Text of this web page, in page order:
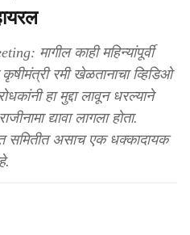
मागील काही महिन्यांपूर्वी
रमी खेळतानाचा व्हिडिओ
हा मुद्दा लावून धरल्याने
द्यावा लागला होता.
समितीत असाच एक धक्कादायक